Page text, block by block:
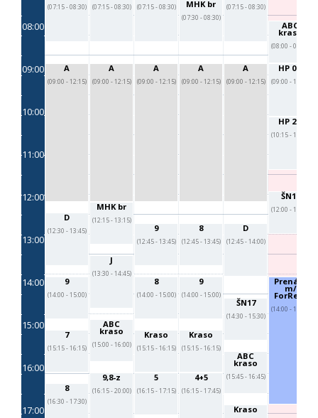
08:00
09:00
10:00
11:00
12:00
13:00
14:00
15:00
16:00
17:00
(07:15 - 08:30)
A
(09:00 - 12:15)
D
(12:30 - 13:45)
9
(14:00 - 15:00)
7
(15:15 - 16:15)
8
(16:30 - 17:30)
(07:15 - 08:30)
A
(09:00 - 12:15)
MHK br
(12:15 - 13:15)
J
(13:30 - 14:45)
ABC
kraso
(15:00 - 16:00)
9,8-z
(16:15 - 20:00)
(07:15 - 08:30)
A
(09:00 - 12:15)
9
(12:45 - 13:45)
8
(14:00 - 15:00)
Kraso
(15:15 - 16:15)
5
(16:15 - 17:15)
MHK br
(07:30 - 08:30)
A
(09:00 - 12:15)
8
(12:45 - 13:45)
9
(14:00 - 15:00)
Kraso
(15:15 - 16:15)
4+5
(16:15 - 17:45)
(07:15 - 08:30)
A
(09:00 - 12:15)
D
(12:45 - 14:00)
ŠN17
(14:30 - 15:30)
ABC
kraso
(15:45 - 16:45)
Kraso
ABC
kraso
(08:00 - 09:00)
HP 0-1
(09:00 - 10:15)
HP 2-3
(10:15 - 11:30)
ŠN17
(12:00 - 13:00)
Prenájo
m/
ForRent
(14:00 - 17:00)